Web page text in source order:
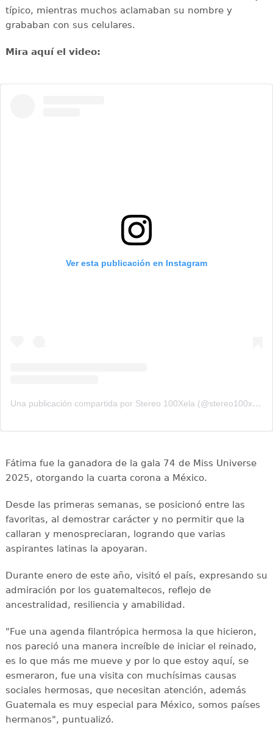
típico, mientras muchos aclamaban su nombre y
grababan con sus celulares.
Mira aquí el video:
Ver esta publicación en Instagram
Una publicación compartida por Stereo 100Xela (@stereo100xela)
Fátima fue la ganadora de la gala 74 de Miss Universe
2025, otorgando la cuarta corona a México.
Desde las primeras semanas, se posicionó entre las
favoritas, al demostrar carácter y no permitir que la
callaran y menospreciaran, logrando que varias
aspirantes latinas la apoyaran.
Durante enero de este año, visitó el país, expresando su
admiración por los guatemaltecos, reflejo de
ancestralidad, resiliencia y amabilidad.
"Fue una agenda filantrópica hermosa la que hicieron,
nos pareció una manera increíble de iniciar el reinado,
es lo que más me mueve y por lo que estoy aquí, se
esmeraron, fue una visita con muchísimas causas
sociales hermosas, que necesitan atención, además
Guatemala es muy especial para México, somos países
hermanos", puntualizó.